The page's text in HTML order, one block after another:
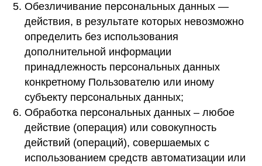
Обезличивание персональных данных —
действия, в результате которых невозможно
определить без использования
дополнительной информации
принадлежность персональных данных
конкретному Пользователю или иному
субъекту персональных данных;
Обработка персональных данных – любое
действие (операция) или совокупность
действий (операций), совершаемых с
использованием средств автоматизации или